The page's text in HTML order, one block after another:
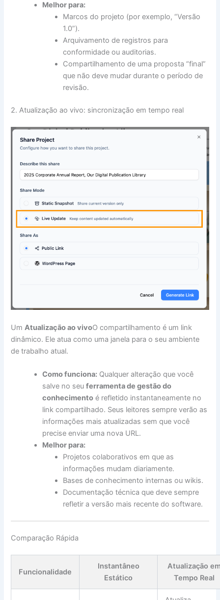
Melhor para:
Marcos do projeto (por exemplo, “Versão
1.0”).
Arquivamento de registros para
conformidade ou auditorias.
Compartilhamento de uma proposta “final”
que não deve mudar durante o período de
revisão.
2. Atualização ao vivo: sincronização em tempo real
UmAtualização ao vivoO compartilhamento é um link
dinâmico. Ele atua como uma janela para o seu ambiente
de trabalho atual.
Como funciona: Qualquer alteração que você
salve no seuferramenta de gestão do
conhecimento é refletido instantaneamente no
link compartilhado. Seus leitores sempre verão as
informações mais atualizadas sem que você
precise enviar uma nova URL.
Melhor para:
Projetos colaborativos em que as
informações mudam diariamente.
Bases de conhecimento internas ou wikis.
Documentação técnica que deve sempre
refletir a versão mais recente do software.
Comparação Rápida
Funcionalidade
Instantâneo
Estático
Atualização
Tempo Real